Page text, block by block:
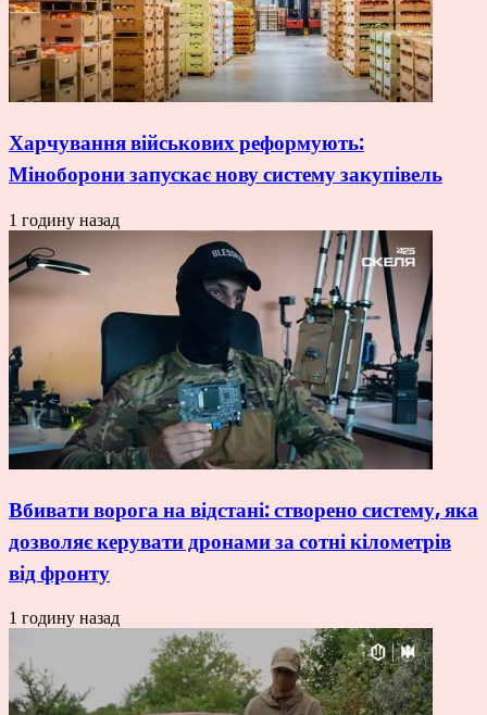
Харчування військових реформують:
Міноборони запускає нову систему закупівель
1 годину назад
Вбивати ворога на відстані: створено систему, яка
дозволяє керувати дронами за сотні кілометрів
від фронту
1 годину назад